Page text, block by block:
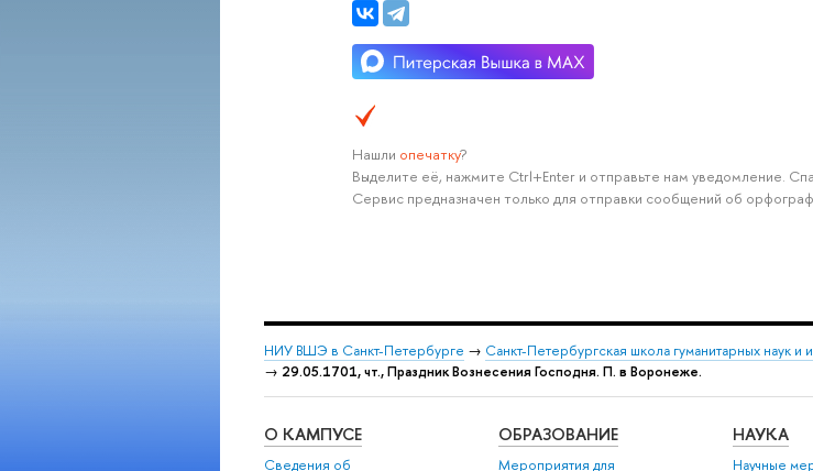
Нашли опечатку?
Выделите её, нажмите Ctrl+Enter и отправьте нам уведомление.
Сервис предназначен только для отправки сообщений об
НИУ ВШЭ в Санкт-Петербурге → Санкт-Петербургская школа гуманитарных наук и
→ 29.05.1701, чт., Праздник Вознесения Господня. П. в Воронеже.
О КАМПУСЕ
Сведения об
ОБРАЗОВАНИЕ
Мероприятия для
НАУКА
Научные